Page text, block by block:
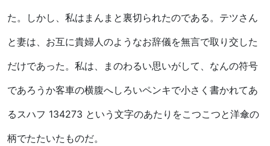
た。しかし、私はまんまと裏切られたのである。テツさん
と妻は、お互に貴婦人のようなお辞儀を無言で取り交した
だけであった。私は、まのわるい思いがして、なんの符号
であろうか客車の横腹へしろいペンキで小さく書かれてあ
るスハフ 134273 という文字のあたりをこつこつと洋傘の
柄でたたいたものだ。